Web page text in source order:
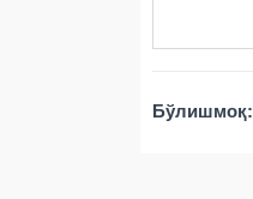
Бўлишмоқ: